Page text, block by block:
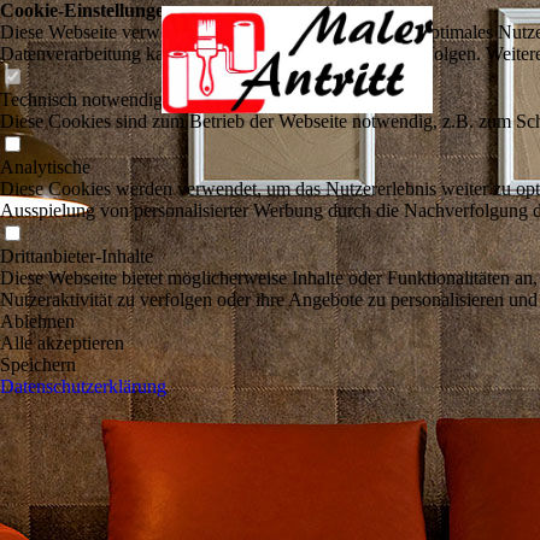
Cookie-Einstellungen
Diese Webseite verwendet Cookies, um Besuchern ein optimales
Datenverarbeitung kann dann auch in einem Drittland erfolgen.
Technisch notwendige
Diese Cookies sind zum Betrieb der Webseite notwendig, z.B. zum
Analytische
Diese Cookies werden verwendet, um das Nutzererlebnis weiter zu
Ausspielung von personalisierter Werbung durch die Nachverfolgung
Drittanbieter-Inhalte
Diese Webseite bietet möglicherweise Inhalte oder Funktionalitäten
Nutzeraktivität zu verfolgen oder ihre Angebote zu personalisieren
Ablehnen
Alle akzeptieren
Speichern
Datenschutzerklärung